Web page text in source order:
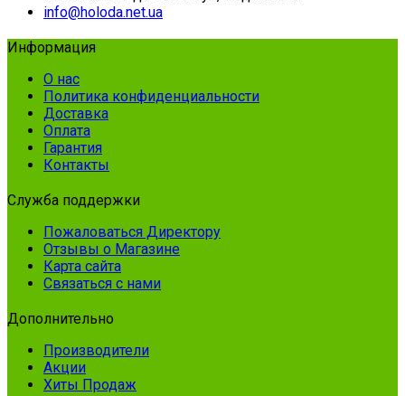
info@holoda.net.ua
Информация
О нас
Политика конфиденциальности
Доставка
Оплата
Гарантия
Контакты
Служба поддержки
Пожаловаться Директору
Отзывы о Магазине
Карта сайта
Связаться с нами
Дополнительно
Производители
Акции
Хиты Продаж